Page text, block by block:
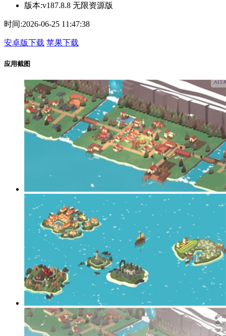
版本:v187.8.8 无限资源版
时间:2026-06-25 11:47:38
安卓版下载 苹果下载
应用截图